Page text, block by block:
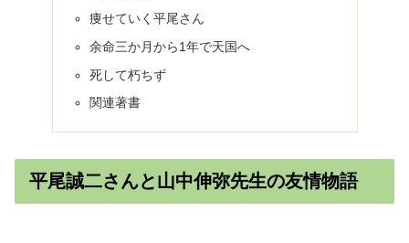
痩せていく平尾さん
余命三か月から1年で天国へ
死して朽ちず
関連著書
平尾誠二さんと山中伸弥先生の友情物語